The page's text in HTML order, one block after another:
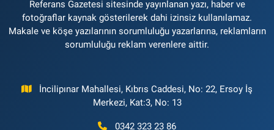
Referans Gazetesi sitesinde yayınlanan yazı, haber ve
fotoğraflar kaynak gösterilerek dahi izinsiz kullanılamaz.
Makale ve köşe yazılarının sorumluluğu yazarlarına, reklamların
sorumluluğu reklam verenlere aittir.
İncilipınar Mahallesi, Kıbrıs Caddesi, No: 22, Ersoy İş
Merkezi, Kat:3, No: 13
0342 323 23 86